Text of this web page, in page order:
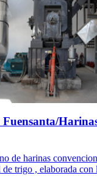
de harinas
trigo , elaborada con